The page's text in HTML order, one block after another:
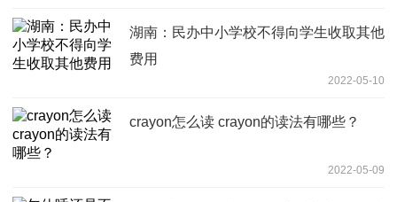
湖南：民办中小学校不得向学生收取其他
费用
2022-05-10
crayon怎么读 crayon的读法有哪些？
2022-05-09